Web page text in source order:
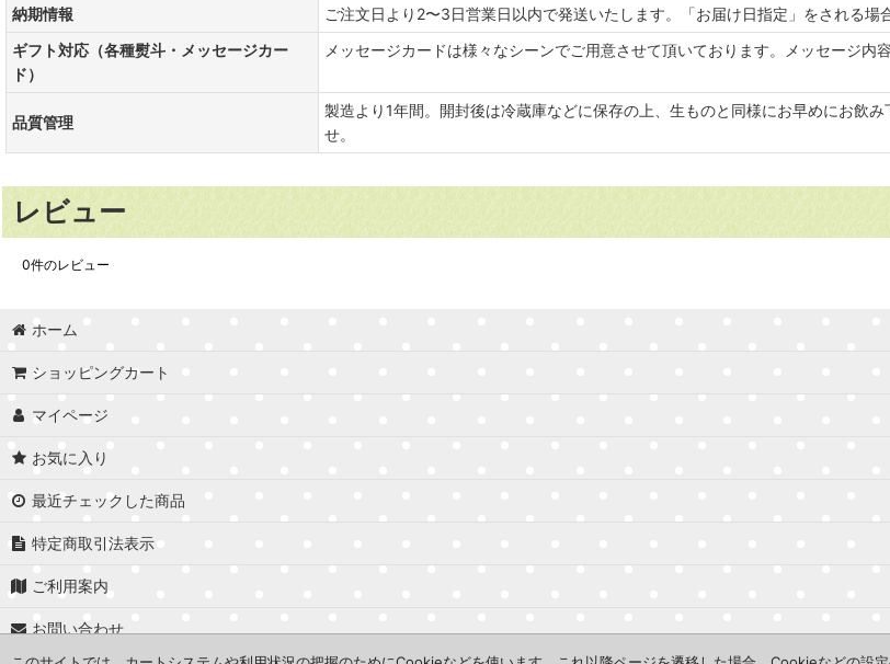
納期情報
ご注文日より2〜3日営業日以内で発送いたします。「お届け日指定」をされる場
ギフト対応（各種熨斗・メッセージカー
ド）
メッセージカードは様々なシーンでご用意させて頂いております。メッセージ内
品質管理
製造より1年間。開封後は冷蔵庫などに保存の上、生ものと同様にお早めにお飲
せ。
レビュー
0件のレビュー
ホーム
ショッピングカート
マイページ
お気に入り
最近チェックした商品
特定商取引法表示
ご利用案内
お問い合わせ